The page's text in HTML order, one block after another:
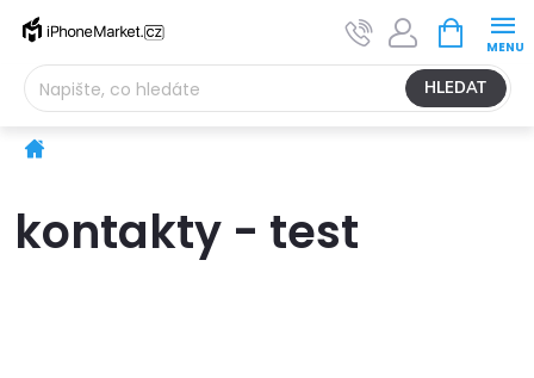
Přejít
obsah
HLEDAT
NÁKUPNÍ
KOŠÍK
Domů
kontakty - test